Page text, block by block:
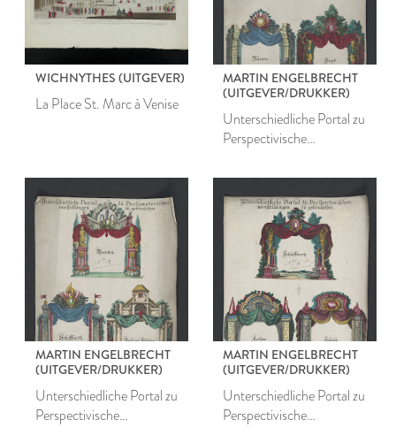
WICHNYTHES (UITGEVER)
La Place St. Marc à Venise
MARTIN ENGELBRECHT
(UITGEVER/DRUKKER)
Unterschiedliche Portal zu
Perspectivische
gebrauchen 5
MARTIN ENGELBRECHT
(UITGEVER/DRUKKER)
Unterschiedliche Portal zu
Perspectivische
MARTIN ENGELBRECHT
(UITGEVER/DRUKKER)
Unterschiedliche Portal zu
Perspectivische